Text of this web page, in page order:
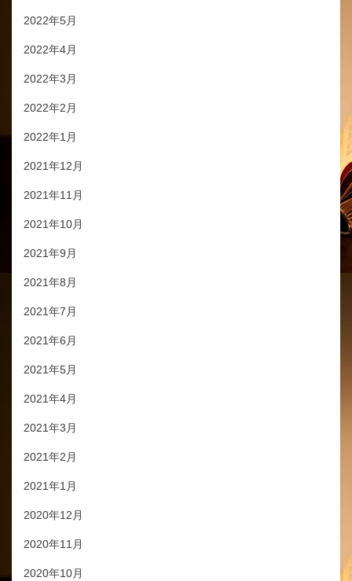
2022年5月
2022年4月
2022年3月
2022年2月
2022年1月
2021年12月
2021年11月
2021年10月
2021年9月
2021年8月
2021年7月
2021年6月
2021年5月
2021年4月
2021年3月
2021年2月
2021年1月
2020年12月
2020年11月
2020年10月